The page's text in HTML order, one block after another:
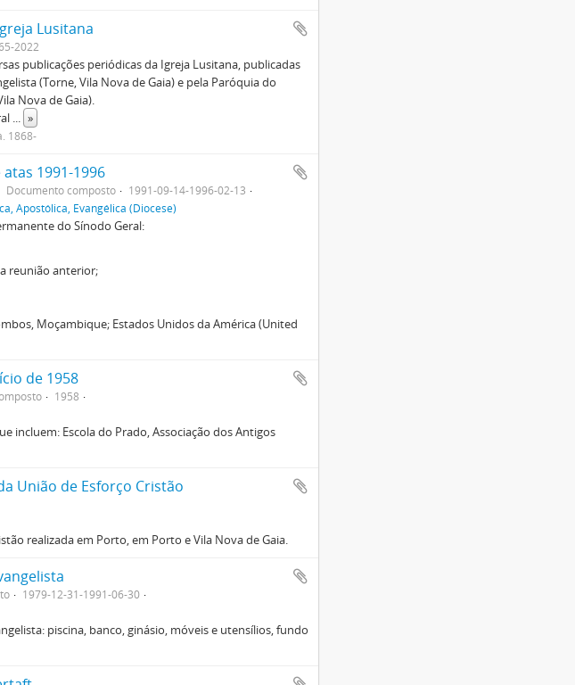
Lusitana
2022
publicações periódicas da Igreja Lusitana, publicadas
(Torne, Vila Nova de Gaia) e pela Paróquia do
Nova de Gaia).
... »
1868-
1991-1996
Documento composto
1991-09-14-1996-02-13
Apostólica, Evangélica (Diocese)
do Sínodo Geral:
reunião anterior;
Moçambique; Estados Unidos da América (United
de 1958
1958
incluem: Escola do Prado, Associação dos Antigos
União de Esforço Cristão
realizada em Porto, em Porto e Vila Nova de Gaia.
1979-12-31-1991-06-30
piscina, banco, ginásio, móveis e utensílios, fundo